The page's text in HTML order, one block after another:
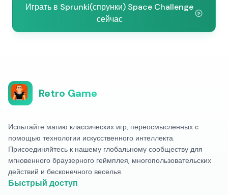
Играть в Sprunki(спрунки) Space Challenge
сейчас
Retro Game
Испытайте магию классических игр, переосмысленных с
помощью технологии искусственного интеллекта.
Присоединяйтесь к нашему глобальному сообществу для
мгновенного браузерного геймплея, многопользовательских
действий и бесконечного веселья.
Быстрый доступ